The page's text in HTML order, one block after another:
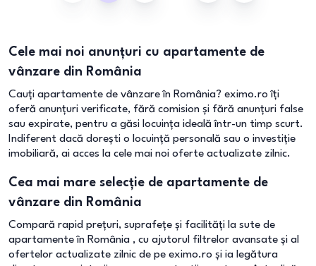
Cele mai noi anunțuri cu apartamente de
vânzare din România
Cauți apartamente de vânzare în România? eximo.ro îți
oferă anunțuri verificate, fără comision și fără anunțuri false
sau expirate, pentru a găsi locuința ideală într-un timp scurt.
Indiferent dacă dorești o locuință personală sau o investiție
imobiliară, ai acces la cele mai noi oferte actualizate zilnic.
Cea mai mare selecție de apartamente de
vânzare din România
Compară rapid prețuri, suprafețe și facilități la sute de
apartamente în România , cu ajutorul filtrelor avansate și al
ofertelor actualizate zilnic de pe eximo.ro și ia legătura